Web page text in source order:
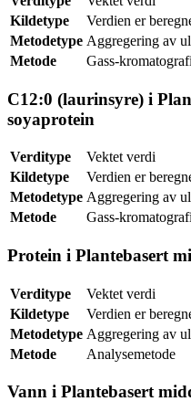
Kildetype
Verdien er
Metodetype Aggregering av
Metode
Gass-kromatografi
C12:0 (laurinsyre) i
soyaprotein
Verditype
Vektet verdi
Kildetype
Verdien er
Metodetype Aggregering av
Metode
Gass-kromatografi
Protein i Plantebasert
Verditype
Vektet verdi
Kildetype
Verdien er
Metodetype Aggregering av
Metode
Analysemetode
Vann i Plantebasert